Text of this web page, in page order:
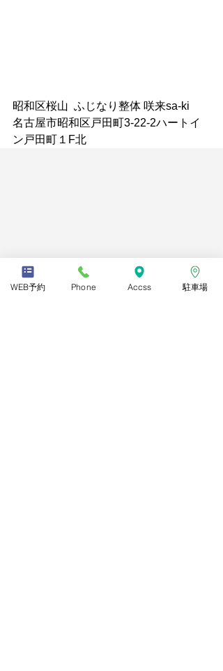
昭和区桜山  ふじなり整体 咲来sa-ki
名古屋市昭和区戸田町3-22-2ハートイ
ン戸田町１F北
WEB予約 Phone Accss 駐車場